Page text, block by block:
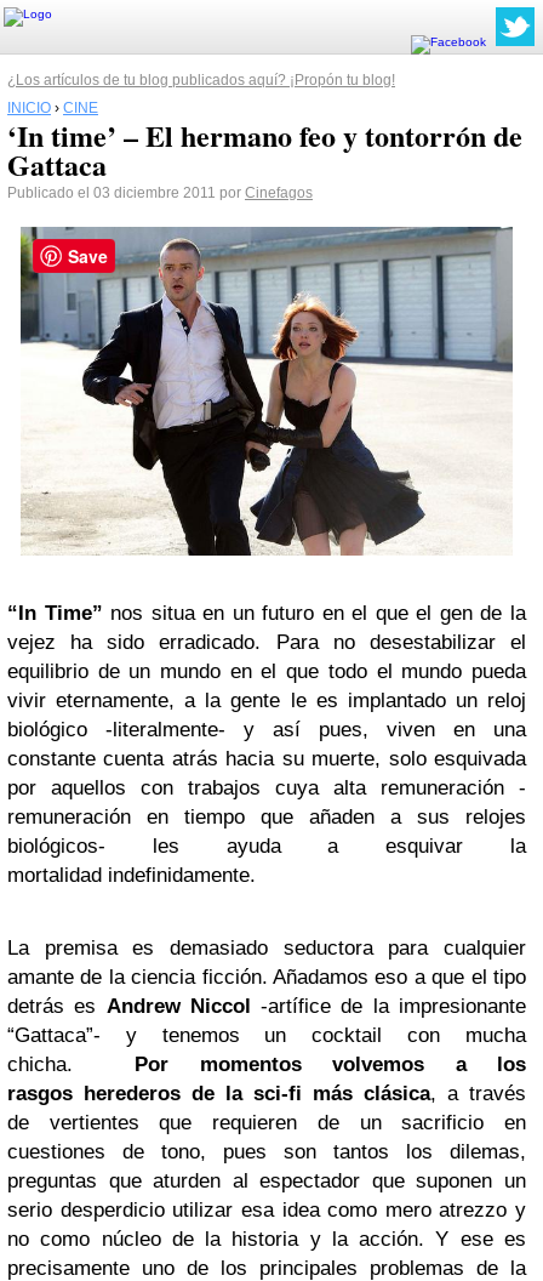
¿Los artículos de tu blog publicados aquí? ¡Propón tu blog!
INICIO › CINE
‘In time’ – El hermano feo y tontorrón de
Gattaca
Publicado el 03 diciembre 2011 por Cinefagos
“In Time” nos situa en un futuro en el que el gen de la
vejez ha sido erradicado. Para no desestabilizar el
equilibrio de un mundo en el que todo el mundo pueda
vivir eternamente, a la gente le es implantado un reloj
biológico -literalmente- y así pues, viven en una
constante cuenta atrás hacia su muerte, solo esquivada
por aquellos con trabajos cuya alta remuneración -
remuneración en tiempo que añaden a sus relojes
biológicos- les ayuda a esquivar la
mortalidad indefinidamente.
La premisa es demasiado seductora para cualquier
amante de la ciencia ficción. Añadamos eso a que el tipo
detrás es Andrew Niccol
-artífice de la impresionante
“Gattaca”- y tenemos un cocktail con mucha
chicha.
Por momentos volvemos a los
rasgos herederos de la sci-fi más clásica, a través
de vertientes que requieren de un sacrificio en
cuestiones de tono, pues son tantos los dilemas,
preguntas que aturden al espectador que suponen un
serio desperdicio utilizar esa idea como mero atrezzo y
no como núcleo de la historia y la acción. Y ese es
precisamente uno de los principales problemas de la
Save